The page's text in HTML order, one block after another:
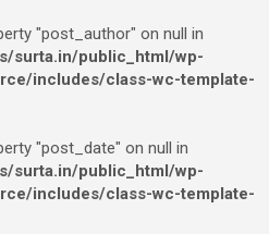
"post_author" on null in
surta.in/public_html/wp-
includes/class-wc-template-
"post_date" on null in
surta.in/public_html/wp-
includes/class-wc-template-